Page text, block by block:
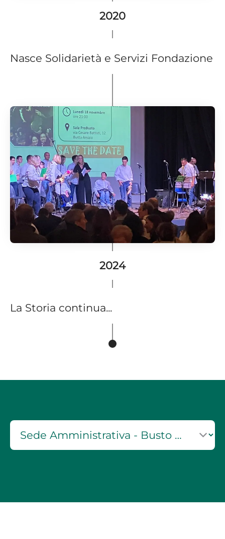
2020
Nasce Solidarietà e Servizi Fondazione
2024
La Storia continua...